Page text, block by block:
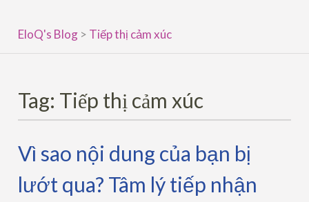
EloQ's Blog > Tiếp thị cảm xúc
Tag: Tiếp thị cảm xúc
Vì sao nội dung của bạn bị
lướt qua? Tâm lý tiếp nhận